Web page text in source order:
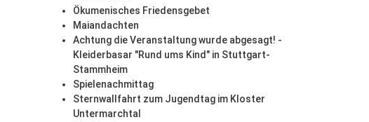
Ökumenisches Friedensgebet
Maiandachten
Achtung die Veranstaltung wurde abgesagt! -
Kleiderbasar "Rund ums Kind" in Stuttgart-
Stammheim
Spielenachmittag
Sternwallfahrt zum Jugendtag im Kloster
Untermarchtal